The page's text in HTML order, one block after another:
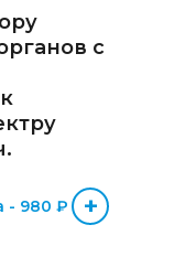
f2,
с
- 980 ₽ +